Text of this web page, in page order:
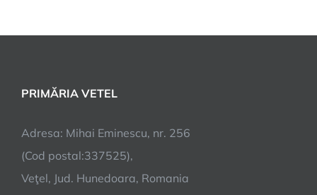
PRIMĂRIA VETEL
Adresa: Mihai Eminescu, nr. 256
(Cod postal:337525),
Veţel, Jud. Hunedoara, Romania